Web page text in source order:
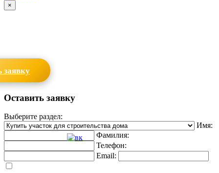
×
заявку
Оставить заявку
Выберите раздел:
Имя:
Фамилия:
Телефон:
Email: